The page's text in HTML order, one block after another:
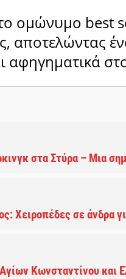
ομώνυμο best
αποτελώντας
αφηγηματικά
στα Στύρα – Μια
Χειροπέδες σε άνδρα
Κωνσταντίνου και